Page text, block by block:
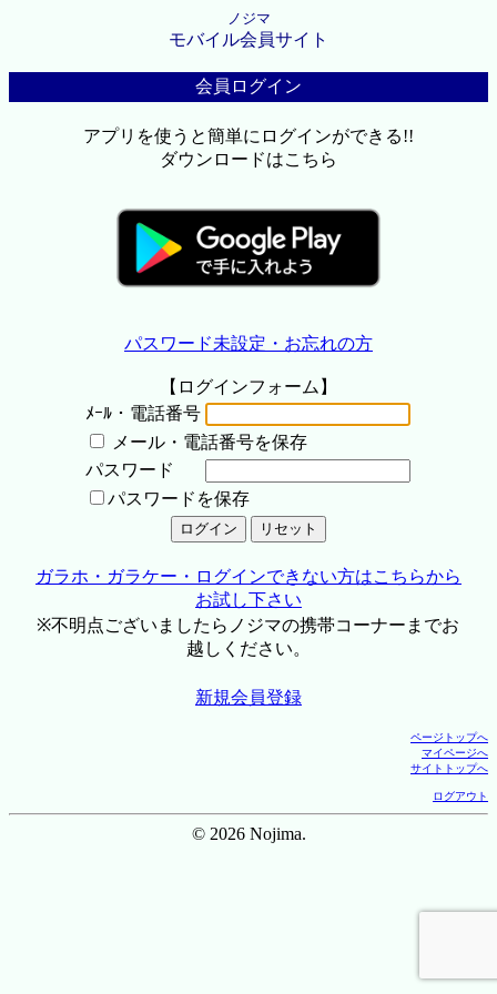
ノジマ
モバイル会員サイト
会員ログイン
アプリを使うと簡単にログインができる!!
ダウンロードはこちら
パスワード未設定・お忘れの方
【ログインフォーム】
ﾒｰﾙ・電話番号
メール・電話番号を保存
パスワード
パスワードを保存
ガラホ・ガラケー・ログインできない方はこちらから
お試し下さい
※不明点ございましたらノジマの携帯コーナーまでお
越しください。
新規会員登録
ページトップへ
マイページへ
サイトトップへ
ログアウト
© 2026 Nojima.